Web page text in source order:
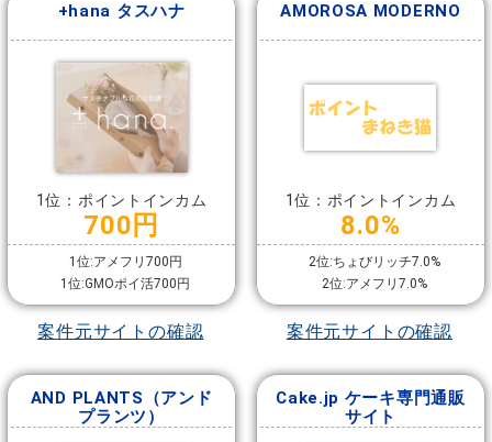
+hana タスハナ
1位：ポイントインカム
700円
1位:アメフリ700円
1位:GMOポイ活700円
案件元サイトの確認
AMOROSA MODERNO
1位：ポイントインカム
8.0%
2位:ちょびリッチ7.0%
2位:アメフリ7.0%
案件元サイトの確認
AND PLANTS（アンド
プランツ）
Cake.jp ケーキ専門通販
サイト